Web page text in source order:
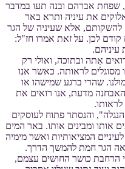
שפחת אברהם ובנה תעו במדבר
את עיניה ותרא באר
אלא שעיניה של הגר
לכן. על זאת אמרו חז"ל:
אִתה ובתוכה, ואולי רק
מסוגלים לראותה. כאשר אנו
שהרי ברגע שמישהו או
מדעת, אנו רואים את
והנסתר פתוח לעוסקים
אותו ומבינים אותו. באר המים
המציאותיות ואשר מימיה
הגר חמת להמשך הדרך.
הרחבת כושר החושים עצמם,